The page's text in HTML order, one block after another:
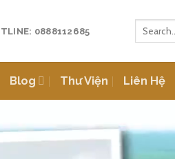
0888112685
Blog Thư Viện Liên Hệ